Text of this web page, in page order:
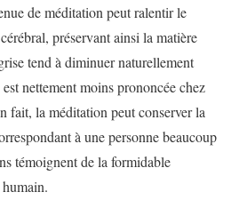
de méditation peut ralentir le
préservant ainsi la matière
tend à diminuer naturellement
nettement moins prononcée chez
fait, la méditation peut conserver la
à une personne beaucoup
témoignent de la formidable